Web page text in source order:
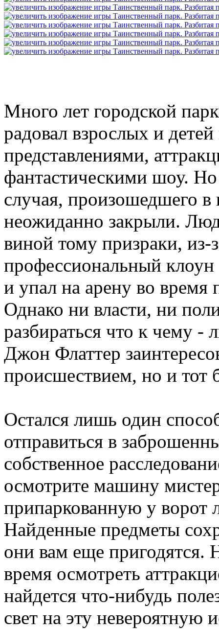
Много лет городской
радовал взрослых и
представлениями,
фантастическими шоу. Но
случая, произошедшего в
неожиданно закрыли.
виной тому призраки, из-
профессиональный клоун
и упал на арену во время
Однако ни власти, ни
разбираться что к чему -
Джон Флаттер
происшествием, но и тот
Остался лишь один
отправиться в
собственное
осмотрите машину
припаркованную у ворот
Найденные предметы
они вам еще пригодятся.
время осмотреть
найдется что-нибудь
свет на эту невероятную